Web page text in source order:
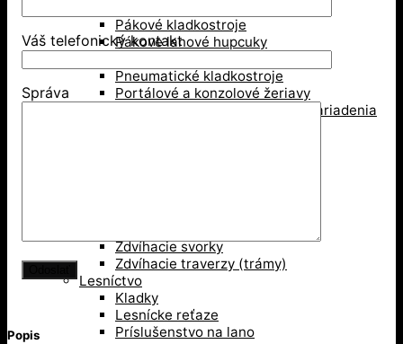
Pákové kladkostroje
Pákove lanové hupcuky
Pneumatické kladkostroje
Portálové a konzolové žeriavy
Prísavky a Vakuové zdvíhacie zariadenia
Zdvíhacie svorky
Zdvíhacie traverzy (trámy)
Lesníctvo
Kladky
Lesnícke reťaze
Príslušenstvo na lano
Váš telefonický kontakt
Správa
Popis